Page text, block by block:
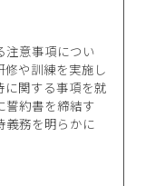
注意事項につい
修や訓練を実施し
に関する事項を就
誓約書を締結す
義務を明らかに